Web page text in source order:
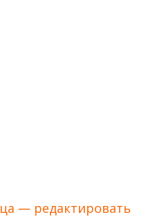
— редактировать